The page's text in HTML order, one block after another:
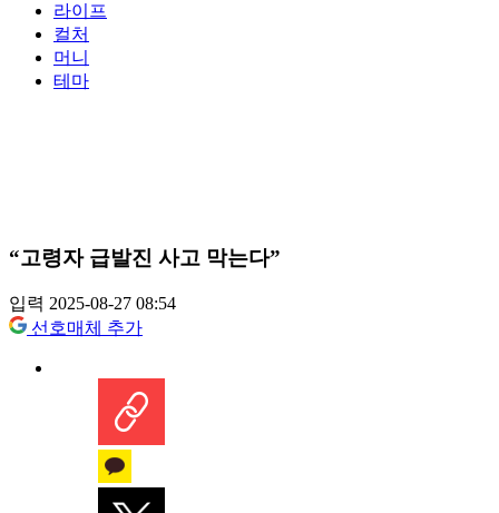
라이프
컬처
머니
테마
“고령자 급발진 사고 막는다”
입력 2025-08-27 08:54
선호매체 추가